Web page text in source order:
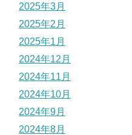
2025年3月
2025年2月
2025年1月
2024年12月
2024年11月
2024年10月
2024年9月
2024年8月